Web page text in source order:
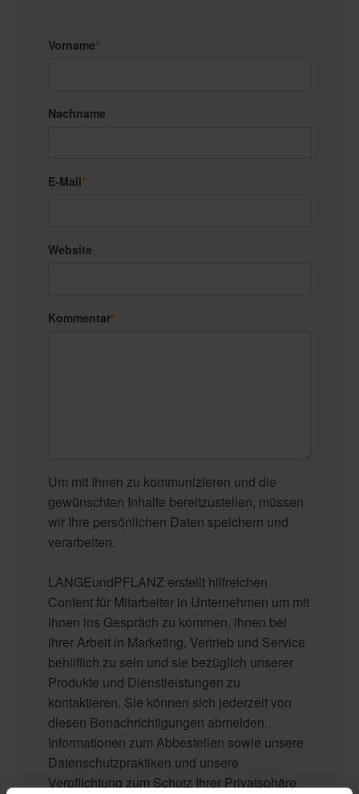
Vorname*
Nachname
E-Mail*
Website
Kommentar*
Um mit Ihnen zu kommunizieren und die
gewünschten Inhalte bereitzustellen, müssen
wir Ihre persönlichen Daten speichern und
verarbeiten.
LANGEundPFLANZ erstellt hilfreichen
Content für Mitarbeiter in Unternehmen um mit
ihnen ins Gespräch zu kommen, ihnen bei
ihrer Arbeit in Marketing, Vertrieb und Service
behilflich zu sein und sie bezüglich unserer
Produkte und Dienstleistungen zu
kontaktieren. Sie können sich jederzeit von
diesen Benachrichtigungen abmelden.
Informationen zum Abbestellen sowie unsere
Datenschutzpraktiken und unsere
Verpflichtung zum Schutz Ihrer Privatsphäre